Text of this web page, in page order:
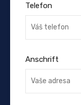
Telefon
Anschrift